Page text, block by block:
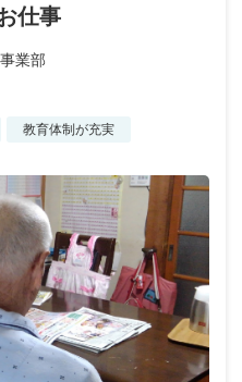
仕事
業部
教育体制が充実